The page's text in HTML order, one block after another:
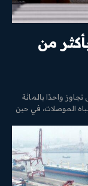
من
واحدًا بالمائة
الموصلات، في حين